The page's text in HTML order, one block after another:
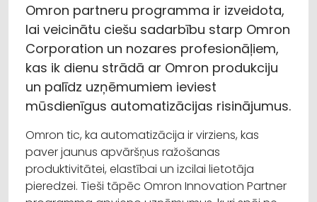
Omron partneru programma ir izveidota,
lai veicinātu ciešu sadarbību starp Omron
Corporation un nozares profesionāļiem,
kas ik dienu strādā ar Omron produkciju
un palīdz uzņēmumiem ieviest
mūsdienīgus automatizācijas risinājumus.
Omron tic, ka automatizācija ir virziens, kas
paver jaunus apvāršņus ražošanas
produktivitātei, elastībai un izcilai lietotāja
pieredzei. Tieši tāpēc Omron Innovation Partner